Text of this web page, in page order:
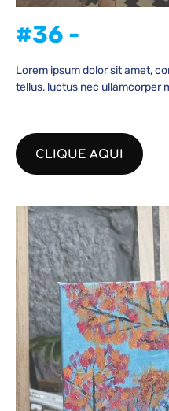
#36 -
Lorem ipsum dolor sit amet,
tellus, luctus nec ullamcorper
CLIQUE AQUI